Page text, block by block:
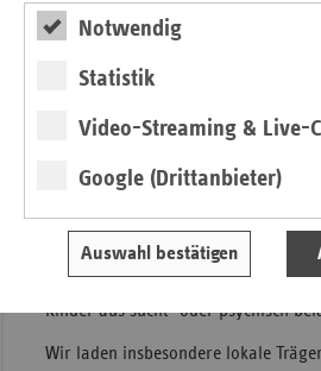
Notwendig
Statistik
Video-Streaming & Live-
Google (Drittanbieter)
Auswahl bestätigen
Außerdem ermutigen wir Sie,
sich mit den Wechselwirkungen
Gesundheit
auseinandersetzen, und
Im Rahmen der Förderungen soll
Augenmerk auf die Unterstützung
Quartiere und Menschen in
Lebenslagen gelegt werden. Dazu
Alleinerziehende, Menschen mit
Menschen mit Behinderungen,
Kinder aus sucht- oder psychisch
Wir laden insbesondere lokale